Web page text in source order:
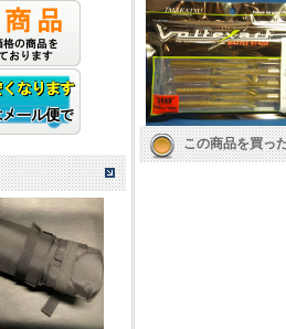
この商品を買っ